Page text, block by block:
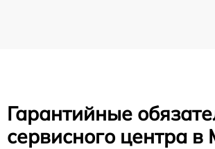
Гарантийные
сервисного центра в